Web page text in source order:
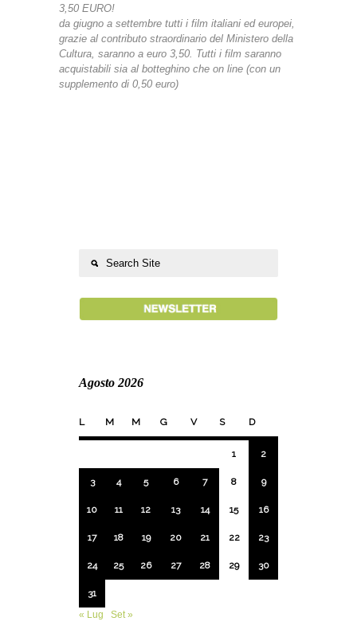
3,50 EURO!
da giugno a settembre tutti i film italiani ed europei,
grazie al contributo straordinario del Ministero della
Cultura, saranno a euro 3,50. Tutti i film saranno
acquistabili sia al botteghino che on line (con un
supplemento di 0,50 euro)
Agosto 2026
L M M G V S D
1 2
3 4 5 6 7 8 9
10 11 12 13 14 15 16
17 18 19 20 21 22 23
24 25 26 27 28 29 30
31
« Lug
Set »